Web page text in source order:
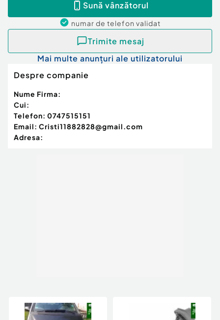
Sună vânzătorul
numar de telefon validat
Trimite mesaj
Mai multe anunțuri ale utilizatorului
Despre companie
Nume Firma:
Cui:
Telefon: 0747515151
Email: Cristi11882828@gmail.com
Adresa: